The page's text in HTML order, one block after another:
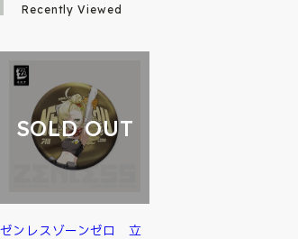
Recently Viewed
SOLD OUT
ゼンレスゾーンゼロ 立